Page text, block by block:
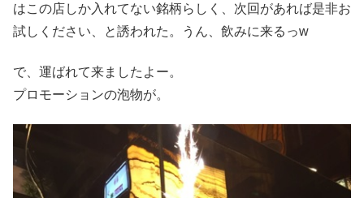
はこの店しか入れてない銘柄らしく、次回があれば是非お
試しください、と誘われた。うん、飲みに来るっw
で、運ばれて来ましたよー。
プロモーションの泡物が。